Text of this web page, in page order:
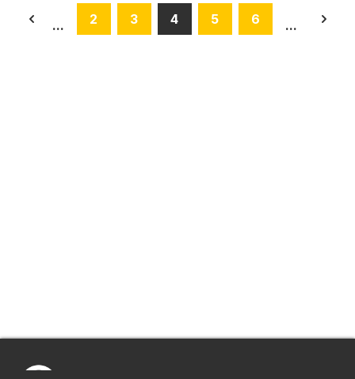
... 2 3 4 5 6 ...